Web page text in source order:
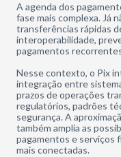
A agenda dos
fase mais complexa. Já
transferências rápidas
interoperabilidade,
pagamentos
Nesse contexto, o Pix
integração entre
prazos de operações
regulatórios, padrões
segurança. A
também amplia as
pagamentos e serviços
mais conectadas.